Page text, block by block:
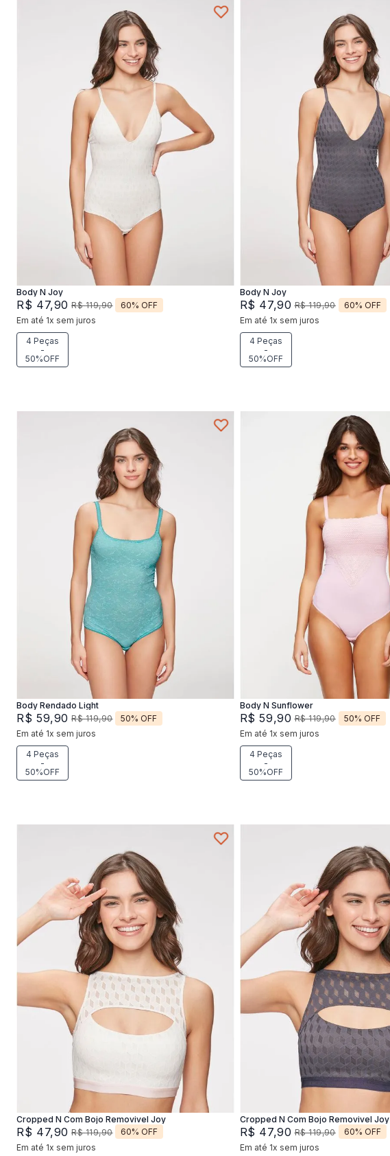
M
Adicionar na sacola
Body N Joy
R$ 47,90 R$ 119,90 60% OFF
Em até 1x sem juros
4 Peças
-
50%OFF
Adicionar na sacola
Body N Joy
R$ 47,90 R$ 119,90 60% OFF
Em até 1x sem juros
4 Peças
-
50%OFF
P M G
Adicionar na sacola
Body Rendado Light
R$ 59,90 R$ 119,90 50% OFF
Em até 1x sem juros
4 Peças
-
50%OFF
P M
Adicionar na sacola
Body N Sunflower
R$ 59,90 R$ 119,90 50% OFF
Em até 1x sem juros
4 Peças
-
50%OFF
XG
Adicionar na sacola
Cropped N Com Bojo Removivel Joy
R$ 47,90 R$ 119,90 60% OFF
Em até 1x sem juros
M G
Adicionar na sacola
Cropped N Com Bojo Removivel Joy
R$ 47,90 R$ 119,90 60% OFF
Em até 1x sem juros